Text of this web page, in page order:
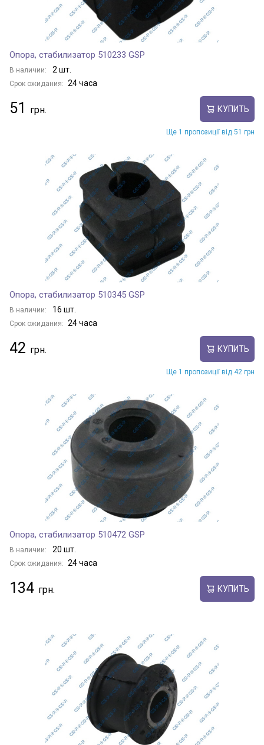
Опора, стабилизатор 510233 GSP
В наличии: 2 шт.
Срок ожидания: 24 часа
51 КУПИТЬ
Ще 1 пропозиції від 51 грн
Опора, стабилизатор 510345 GSP
В наличии: 16 шт.
Срок ожидания: 24 часа
42 КУПИТЬ
Ще 1 пропозиції від 42 грн
Опора, стабилизатор 510472 GSP
В наличии: 20 шт.
Срок ожидания: 24 часа
134 КУПИТЬ